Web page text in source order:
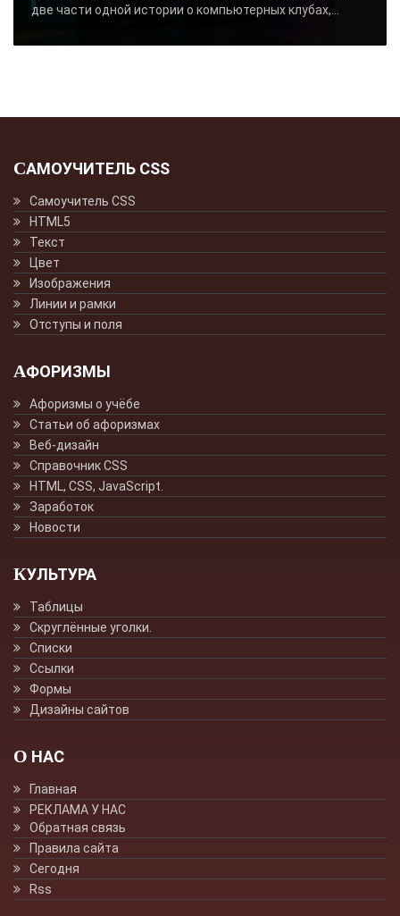
две части одной истории о компьютерных клубах,...
САМОУЧИТЕЛЬ CSS
Самоучитель CSS
HTML5
Текст
Цвет
Изображения
Линии и рамки
Отступы и поля
АФОРИЗМЫ
Афоризмы о учёбе
Статьи об афоризмах
Веб-дизайн
Справочник CSS
HTML, CSS, JavaScript.
Заработок
Новости
КУЛЬТУРА
Таблицы
Скруглённые уголки.
Списки
Ссылки
Формы
Дизайны сайтов
О НАС
Главная
РЕКЛАМА У НАС
Обратная связь
Правила сайта
Сегодня
Rss